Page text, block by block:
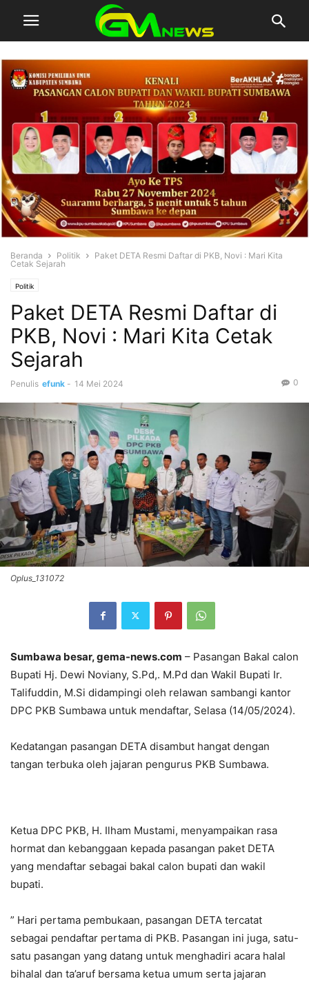
Beranda Politik
Paket DETA Resmi Daftar di PKB, Novi : Mari Kita
Cetak Sejarah
Politik
Paket DETA Resmi Daftar di
PKB, Novi : Mari Kita Cetak
Sejarah
Penulis efunk - 14 Mei 2024 0
Oplus_131072
Sumbawa besar, gema-news.com – Pasangan Bakal calon
Bupati Hj. Dewi Noviany, S.Pd,. M.Pd dan Wakil Bupati Ir.
Talifuddin, M.Si didampingi oleh relawan sambangi kantor
DPC PKB Sumbawa untuk mendaftar, Selasa (14/05/2024).
Kedatangan pasangan DETA disambut hangat dengan
tangan terbuka oleh jajaran pengurus PKB Sumbawa.
Ketua DPC PKB, H. Ilham Mustami, menyampaikan rasa
hormat dan kebanggaan kepada pasangan paket DETA
yang mendaftar sebagai bakal calon bupati dan wakil
bupati.
” Hari pertama pembukaan, pasangan DETA tercatat
sebagai pendaftar pertama di PKB. Pasangan ini juga, satu-
satu pasangan yang datang untuk menghadiri acara halal
bihalal dan ta’aruf bersama ketua umum serta jajaran